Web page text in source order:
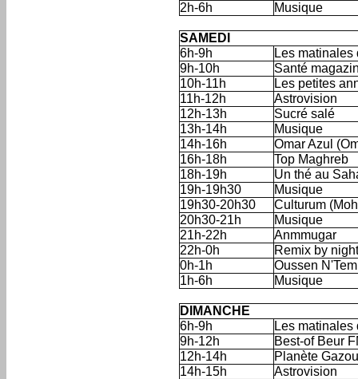
2h-6h
Musique
SAMEDI
6h-9h
Les
9h-10h
Santé
10h-11h
Les petites
11h-12h
Astrovision
12h-13h
Sucré salé
13h-14h
Musique
14h-16h
Omar Azul
16h-18h
Top Maghreb
18h-19h
Un thé au
19h-19h30
Musique
19h30-20h30
Culturum
20h30-21h
Musique
21h-22h
Anmmugar
22h-0h
Remix by night
0h-1h
Oussen
1h-6h
Musique
DIMANCHE
6h-9h
Les
9h-12h
Best-of Beur
12h-14h
Planète
14h-15h
Astrovision